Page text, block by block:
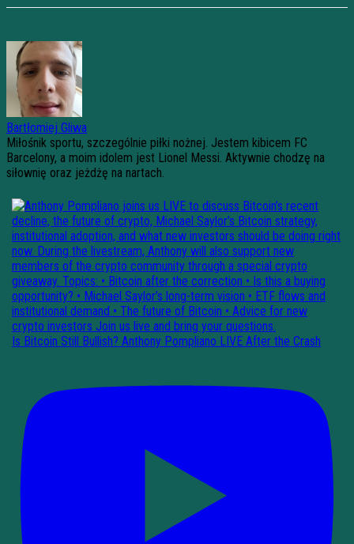
Bartłomiej Gliwa
Miłośnik sportu, szczególnie piłki nożnej. Jestem kibicem FC
Barcelony, a moim idolem jest Lionel Messi. Aktywnie chodzę na
siłownię oraz jeżdżę na nartach.
Is Bitcoin Still Bullish? Anthony Pompliano LIVE After the Crash